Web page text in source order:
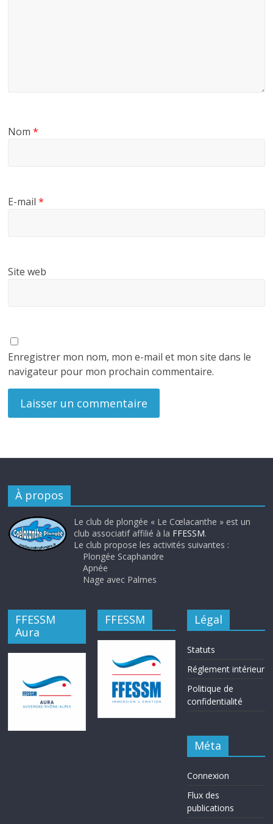
Nom*
E-mail*
Site web
Enregistrer mon nom, mon e-mail et mon site dans le
navigateur pour mon prochain commentaire.
À propos
Le club de plongée « Le Cœlacanthe » est un
club associatif affilié à la FFESSM.
Le club propose les activités suivantes :
Plongée Scaphandre
Apnée
Nage avec Palmes
FFESSM
Aura
FFESSM Légal
Statuts
Réglement intérieur
Politique de
confidentialité
Méta
Connexion
Flux des
publications